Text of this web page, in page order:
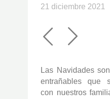
21 diciembre 2021
Las Navidades
entrañables que
con nuestros